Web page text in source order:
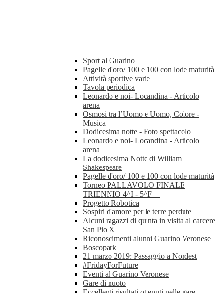
Sport al Guarino
Pagelle d'oro/ 100 e 100 con lode maturità
Attività sportive varie
Tavola periodica
Leonardo e noi- Locandina - Articolo
arena
Osmosi tra l’Uomo e Uomo, Colore -
Musica
Dodicesima notte - Foto spettacolo
Leonardo e noi- Locandina - Articolo
arena
La dodicesima Notte di William
Shakespeare
Pagelle d'oro/ 100 e 100 con lode maturità
Torneo PALLAVOLO FINALE
TRIENNIO 4^I - 5^F
Progetto Robotica
Sospiri d'amore per le terre perdute
Alcuni ragazzi di quinta in visita al carcere
San Pio X
Riconoscimenti alunni Guarino Veronese
Boscopark
21 marzo 2019: Passaggio a Nordest
#FridayForFuture
Eventi al Guarino Veronese
Gare di nuoto